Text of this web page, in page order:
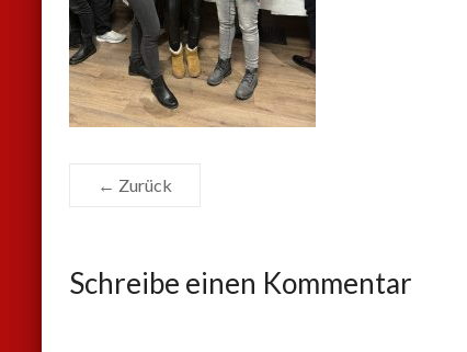
← Zurück
Schreibe einen Kommentar